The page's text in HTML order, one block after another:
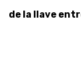
de la llave